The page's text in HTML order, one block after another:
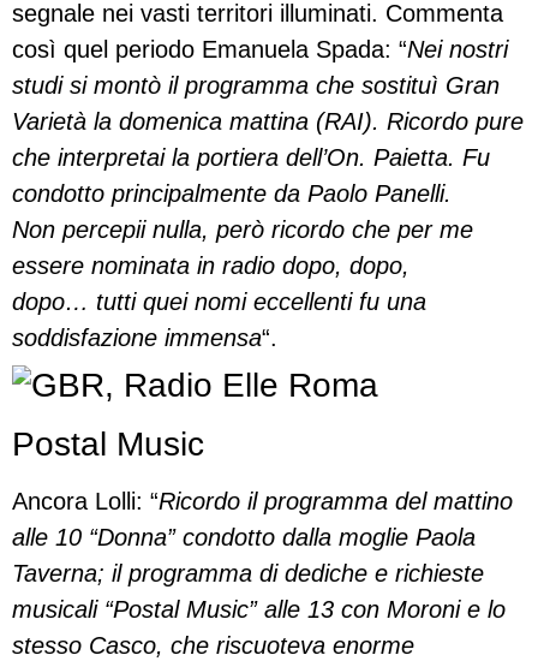
segnale nei vasti territori illuminati. Commenta
così quel periodo Emanuela Spada: “Nei nostri
studi si montò il programma che sostituì Gran
Varietà la domenica mattina (RAI). Ricordo pure
che interpretai la portiera dell’On. Paietta. Fu
condotto principalmente da Paolo Panelli.
Non percepii nulla, però ricordo che per me
essere nominata in radio dopo, dopo,
dopo… tutti quei nomi eccellenti fu una
soddisfazione immensa“.
Postal Music
Ancora Lolli: “Ricordo il programma del mattino
alle 10 “Donna” condotto dalla moglie Paola
Taverna; il programma di dediche e richieste
musicali “Postal Music” alle 13 con Moroni e lo
stesso Casco, che riscuoteva enorme